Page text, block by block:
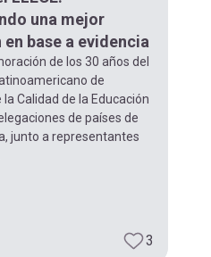
una mejor
base a evidencia
de los 30 años del
de
la Calidad de la Educación
de países de
junto a representantes
3